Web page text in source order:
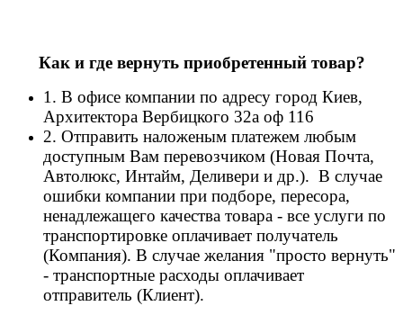
Как и где вернуть приобретенный товар?
1. В офисе компании по адресу город Киев,
Архитектора Вербицкого 32а оф 116
2. Отправить наложеным платежем любым
доступным Вам перевозчиком (Новая Почта,
Автолюкс, Интайм, Деливери и др.). В случае
ошибки компании при подборе, пересора,
ненадлежащего качества товара - все услуги по
транспортировке оплачивает получатель
(Компания). В случае желания "просто вернуть"
- транспортные расходы оплачивает
отправитель (Клиент).